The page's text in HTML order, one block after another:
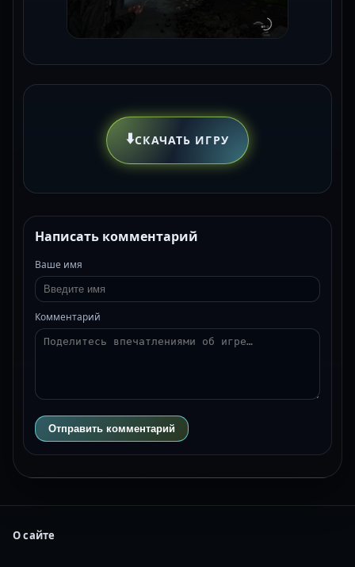
⬇️СКАЧАТЬ ИГРУ
Написать комментарий
Ваше имя
Комментарий
Отправить комментарий
О сайте